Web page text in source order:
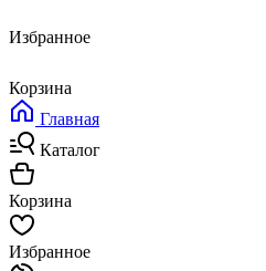
Избранное
Корзина
Главная
Каталог
Корзина
Избранное